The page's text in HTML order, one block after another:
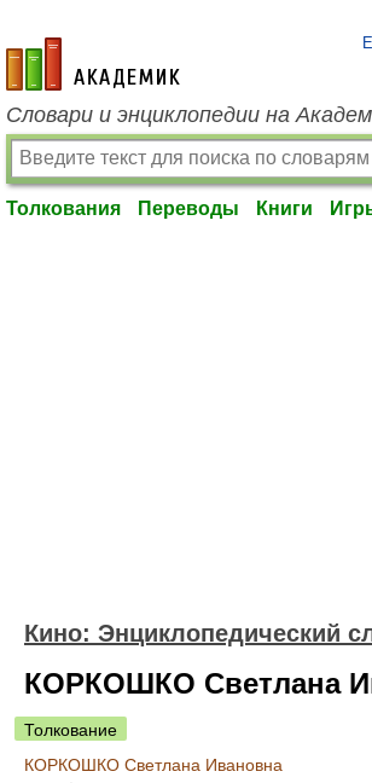
academic.ru
Словари и энциклопедии на
Толкования Переводы Книги
Кино: Энциклопедический
КОРКОШКО Светлана
Толкование
КОРКОШКО Светлана Ивановна